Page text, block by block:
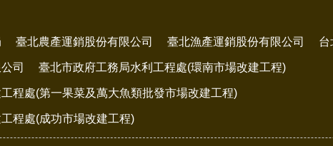
臺北農產運銷股份有限公司 臺北漁產運銷股份有限公司 台
司 臺北市政府工務局水利工程處(環南市場改建工程)
程處(第一果菜及萬大魚類批發市場改建工程)
程處(成功市場改建工程)